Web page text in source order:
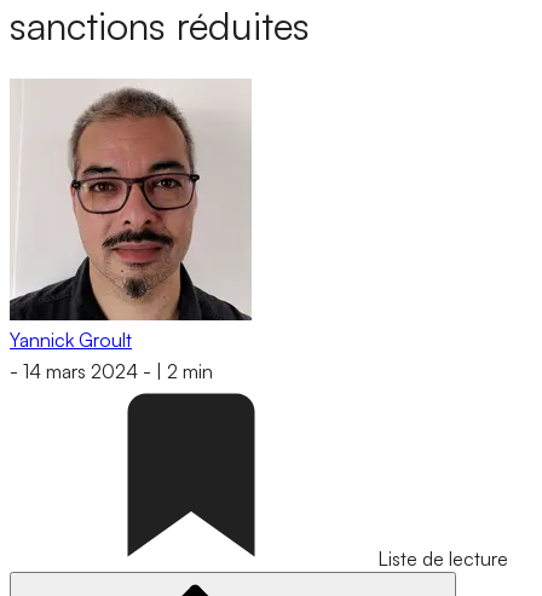
sanctions réduites
Yannick Groult
- 14 mars 2024 - 2 min
Liste de lecture